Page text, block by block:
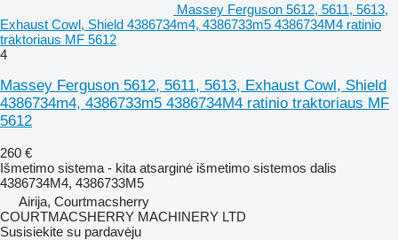
Massey Ferguson 5612, 5611, 5613,
Exhaust Cowl, Shield 4386734m4, 4386733m5 4386734M4 ratinio
traktoriaus MF 5612
4
Massey Ferguson 5612, 5611, 5613, Exhaust Cowl, Shield
4386734m4, 4386733m5 4386734M4 ratinio traktoriaus MF
5612
260 €
Išmetimo sistema - kita atsarginė išmetimo sistemos dalis
4386734M4, 4386733M5
Airija, Courtmacsherry
COURTMACSHERRY MACHINERY LTD
Susisiekite su pardavėju